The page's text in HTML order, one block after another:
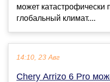
может катастрофически
глобальный климат....
14:10, 23 Авг
Chery Arrizo 6 Pro